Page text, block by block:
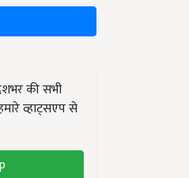
की सभी
व्हाट्सएप से